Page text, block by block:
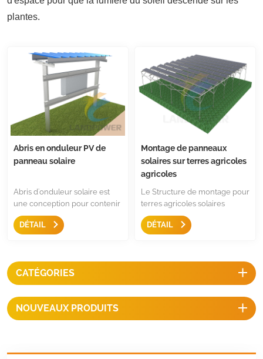
plantes.
Abris en onduleur PV de
panneau solaire
Abris d'onduleur solaire est
une conception pour contenir
des onduleurs résidentiels et
commerciaux. Il offrira une
l'onduleur à la fois pour
l'installation du toit et
l'installation du sol, pour un
seul côté, des côtés doubles,
etc.
DÉTAIL
Montage de panneaux
solaires sur terres agricoles
agricoles
Le Structure de montage pour
terres agricoles solaires
Assurer un espacement
suffisant pour la lumière du
haut pour le déplacement des
c'est une meilleure solution de
montage pour l'agriculture et
DÉTAIL
CATÉGORIES
NOUVEAUX PRODUITS